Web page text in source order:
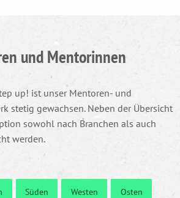
und Mentorinnen
up! ist unser Mentoren- und
stetig gewachsen. Neben der Übersicht
sowohl nach Branchen als auch
werden.
Süden Westen Osten